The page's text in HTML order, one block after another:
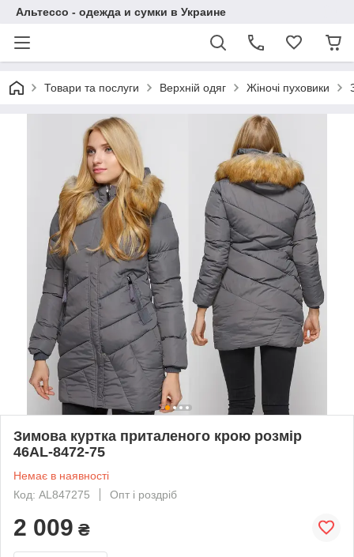
Альтессо - одежда и сумки в Украине
Товари та послуги Верхній одяг Жіночі пуховики
Зимова куртка приталеного крою розмір
46AL-8472-75
Немає в наявності
Код: AL847275
Опт і роздріб
2 009 ₴